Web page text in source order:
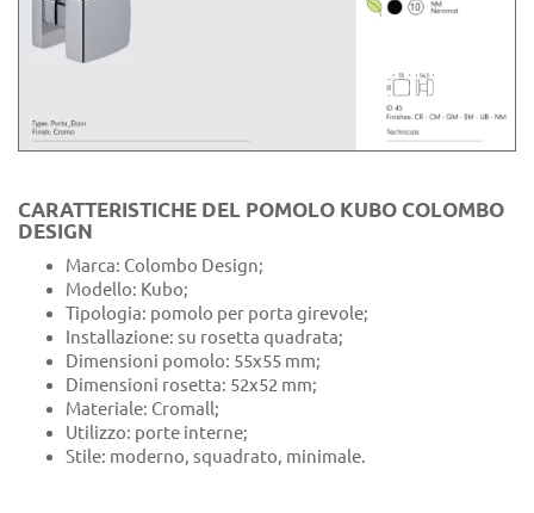
CARATTERISTICHE DEL POMOLO KUBO COLOMBO
DESIGN
Marca: Colombo Design;
Modello: Kubo;
Tipologia: pomolo per porta girevole;
Installazione: su rosetta quadrata;
Dimensioni pomolo: 55x55 mm;
Dimensioni rosetta: 52x52 mm;
Materiale: Cromall;
Utilizzo: porte interne;
Stile: moderno, squadrato, minimale.